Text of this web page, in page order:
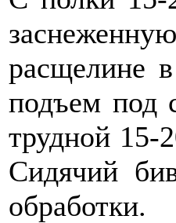
расщелине
подъем под
трудной 15-
Сидячий
обработки.